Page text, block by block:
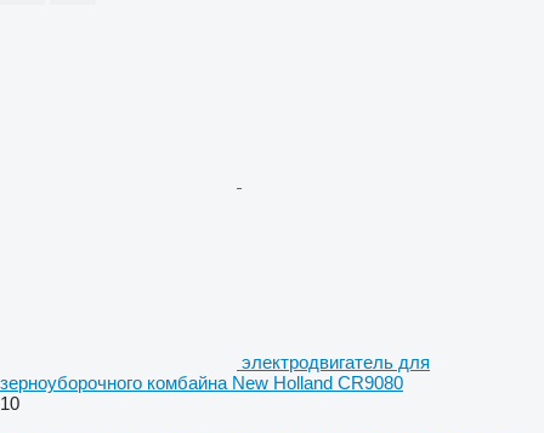
электродвигатель для
зерноуборочного комбайна New Holland CR9080
10